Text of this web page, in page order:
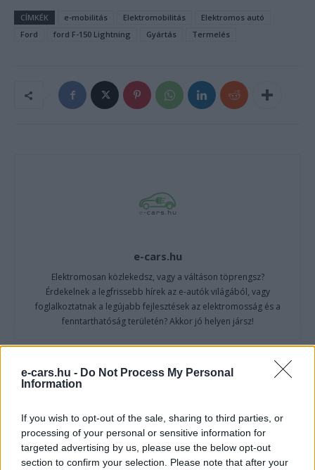
e-cars.hu - Do Not Process My Personal
Information
If you wish to opt-out of the sale, sharing to third parties, or
processing of your personal or sensitive information for
targeted advertising by us, please use the below opt-out
section to confirm your selection. Please note that after your
CÍMKÉK e-mobilitás Elektromobilitás
Elektromos autó
Ford
ford F-150 Lightning Gyártás Termelés
e-cars.hu
Elektromosan közlekedsz, vagy a váltáson töprengsz?
Érdekelnek a legfrissebb hírek az e-autók világából, vagy
foglalkoztatnak a legújabb fejlesztések az elektromosság és a
fenntarthatóság területén? Akkor jó helyen jársz!
KAPCSOLÓDÓ CIKKEK
Elektromos
autó
Dánia utolérte Norvégiát: már náluk is
szinte csak elektromos autót vesznek
az emberek